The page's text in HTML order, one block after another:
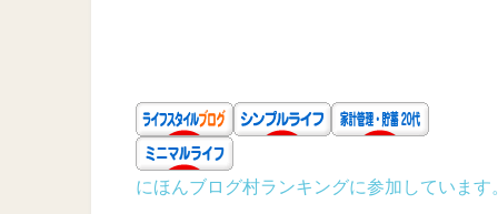
にほんブログ村ランキングに参加しています